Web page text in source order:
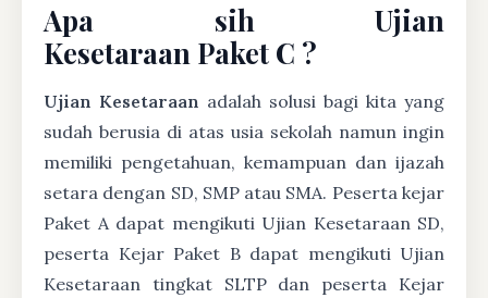
Apa sih Ujian
Kesetaraan Paket C ?
Ujian Kesetaraan adalah solusi bagi kita yang
sudah berusia di atas usia sekolah namun ingin
memiliki pengetahuan, kemampuan dan ijazah
setara dengan SD, SMP atau SMA. Peserta kejar
Paket A dapat mengikuti Ujian Kesetaraan SD,
peserta Kejar Paket B dapat mengikuti Ujian
Kesetaraan tingkat SLTP dan peserta Kejar